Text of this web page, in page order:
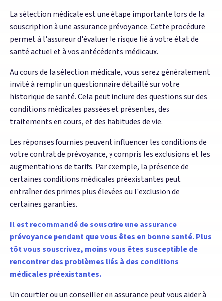
La sélection médicale est une étape importante lors de la
souscription à une assurance prévoyance. Cette procédure
permet à l'assureur d'évaluer le risque lié à votre état de
santé actuel et à vos antécédents médicaux.
Au cours de la sélection médicale, vous serez généralement
invité à remplir un questionnaire détaillé sur votre
historique de santé. Cela peut inclure des questions sur des
conditions médicales passées et présentes, des
traitements en cours, et des habitudes de vie.
Les réponses fournies peuvent influencer les conditions de
votre contrat de prévoyance, y compris les exclusions et les
augmentations de tarifs. Par exemple, la présence de
certaines conditions médicales préexistantes peut
entraîner des primes plus élevées ou l'exclusion de
certaines garanties.
Il est recommandé de souscrire une assurance
prévoyance pendant que vous êtes en bonne santé. Plus
tôt vous souscrivez, moins vous êtes susceptible de
rencontrer des problèmes liés à des conditions
médicales préexistantes.
Un courtier ou un conseiller en assurance peut vous aider à